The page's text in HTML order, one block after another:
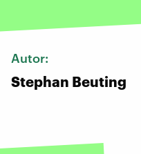
Autor:
Stephan Beuting